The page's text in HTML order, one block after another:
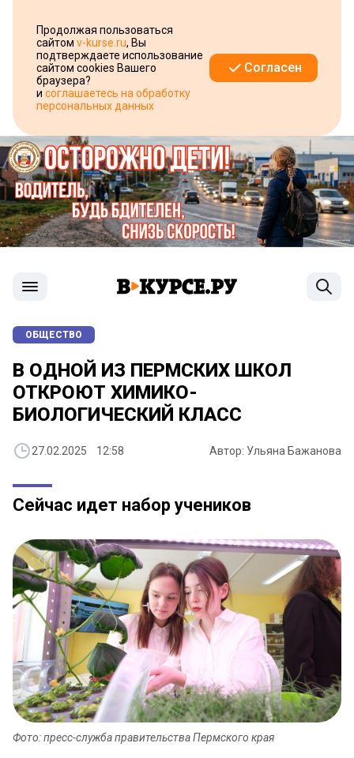
Продолжая пользоваться
сайтом v-kurse.ru, Вы
подтверждаете использование
сайтом cookies Вашего
браузера?
и соглашаетесь на обработку
персональных данных
Согласен
ОБЩЕСТВО
В ОДНОЙ ИЗ ПЕРМСКИХ ШКОЛ
ОТКРОЮТ ХИМИКО-
БИОЛОГИЧЕСКИЙ КЛАСС
27.02.2025 12:58 Автор: Ульяна Бажанова
Сейчас идет набор учеников
Фото: пресс-служба правительства Пермского края